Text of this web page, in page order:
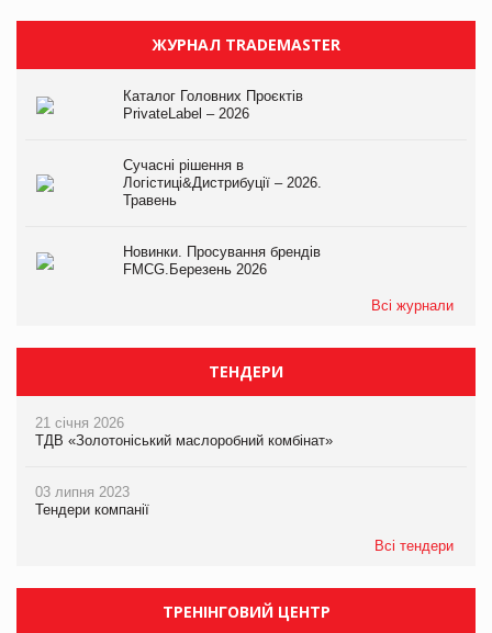
ЖУРНАЛ TRADEMASTER
Каталог Головних Проєктів
PrivateLabel – 2026
Сучасні рішення в
Логістиці&Дистрибуції – 2026.
Травень
Новинки. Просування брендів
FMCG.Березень 2026
Всі журнали
ТЕНДЕРИ
21 січня 2026
ТДВ «Золотоніський маслоробний комбінат»
03 липня 2023
Тендери компанії
Всі тендери
ТРЕНІНГОВИЙ ЦЕНТР